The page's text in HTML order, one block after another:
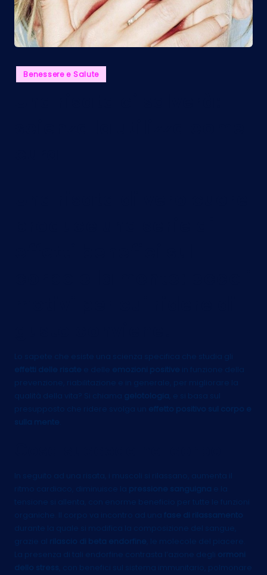
Posted
in
Benessere e Salute
Lo sapete che esiste una scienza specifica che studia gli
e delle emozioni positive
in funzione della
prevenzione, riabilitazione e in generale, per migliorare la
qualità della vita? Si chiama
, e si basa sul
presupposto che ridere svolga un
effetto positivo sul corpo e
sulla mente
In seguito ad una risata, i muscoli si rilassano, aumenta il
ritmo cardiaco, diminuisce la
pressione sanguigna
e la
tensione si allenta, con enorme beneficio per tutte le funzioni
organiche. Il corpo va incontro ad una
fase di rilassamento
durante la quale si modifica la composizione del sangue,
grazie al
rilascio di beta endorfine
, le molecole del piacere.
La presenza di tali endorfine contrasta l’azione degli
ormoni
, con benefici sul sistema immunitario, polmonare